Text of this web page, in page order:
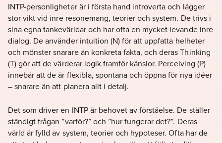
INTP-personligheter är i första hand introverta och lägger
stor vikt vid inre resonemang, teorier och system. De trivs i
sina egna tankevärldar och har ofta en mycket levande inre
dialog. De använder intuition (N) för att uppfatta helheter
och mönster snarare än konkreta fakta, och deras Thinking
(T) gör att de värderar logik framför känslor. Perceiving (P)
innebär att de är flexibla, spontana och öppna för nya idéer
– snarare än att planera allt i detalj.
Det som driver en INTP är behovet av förståelse. De ställer
ständigt frågan ”varför?” och ”hur fungerar det?”. Deras
värld är fylld av system, teorier och hypoteser. Ofta har de